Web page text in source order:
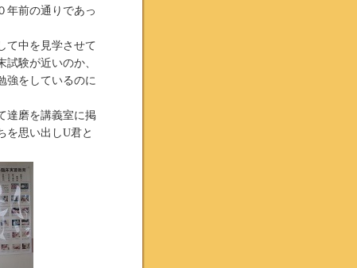
年前の通りであっ
て中を見学させて
験が近いのか、
強をしているのに
達磨を講義室に掲
を思い出しU君と